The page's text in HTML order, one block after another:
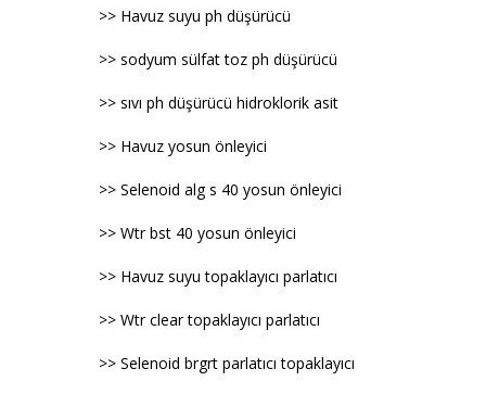
>> Havuz suyu ph düşürücü
>> sodyum sülfat toz ph düşürücü
>> sıvı ph düşürücü hidroklorik asit
>> Havuz yosun önleyici
>> Selenoid alg s 40 yosun önleyici
>> Wtr bst 40 yosun önleyici
>> Havuz suyu topaklayıcı parlatıcı
>> Wtr clear topaklayıcı parlatıcı
>> Selenoid brgrt parlatıcı topaklayıcı